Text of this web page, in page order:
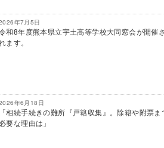
年7月5日
和8年度熊本県立宇土高等学校大同窓会が開催
ます。
年6月18日
「相続手続きの難所『戸籍収集』。除籍や附票ま
必要な理由は」